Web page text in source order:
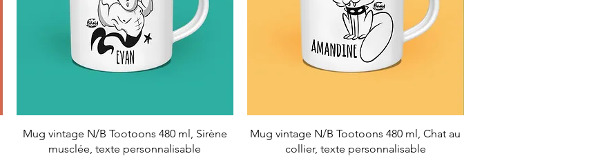
Mug vintage N/B Tootoons 480 ml, Sirène
musclée, texte personnalisable
Mug vintage N/B Tootoons 480 ml, Chat au
collier, texte personnalisable